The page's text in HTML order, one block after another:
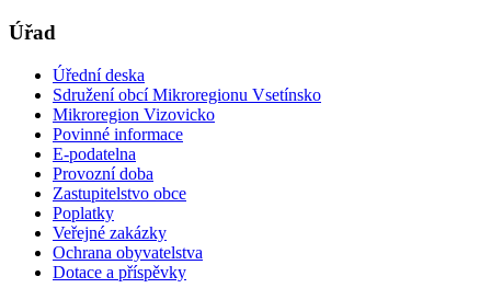
Úřad
Úřední deska
Sdružení obcí Mikroregionu Vsetínsko
Mikroregion Vizovicko
Povinné informace
E-podatelna
Provozní doba
Zastupitelstvo obce
Poplatky
Veřejné zakázky
Ochrana obyvatelstva
Dotace a příspěvky